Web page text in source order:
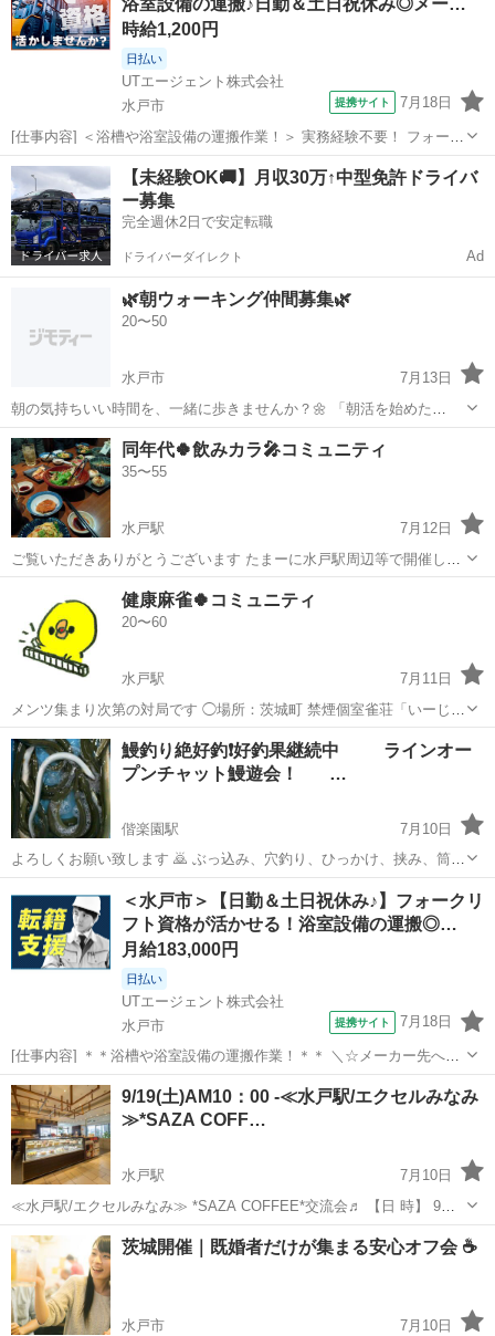
く…… 飲み会、カ...浴室設備の運搬♪日勤＆土日祝休み◎メー…
時給1,200円
日払い
UTエージェント株式会社
水戸市
提携サイト 7月18日
[仕事内容] ＜浴槽や浴室設備の運搬作業！＞ 実務経験不要！ フォーク
リフトの資格があればOK☆ 大手住宅設備メーカーでのお仕事です♪ ＜
具体的には…＞ ◆フォークリフト（リーチ型）を使用して製品の運搬
⇒生産指示を確...
茨城 水戸市 工場
【未経験OK🚚】月収30万↑中型免許ドライバ
ー募集
完全週休2日で安定転職
ドライバーダイレクト Ad
🌿朝ウォーキング仲間募集🌿
20〜50
水戸市
7月13日
朝の気持ちいい時間を、一緒に歩きませんか？🌼 「朝活を始めた
い！」 「運動不足を解消したい！」 「休日を有意義に過ごしたい！」
そんな方を募集しています✨ こんな方におすすめ✨ ・朝活を始めてみ
たい ・運動不足を解...
茨城 水戸市 友達
同年代🍀飲みカラ🎤コミュニティ
35〜55
水戸駅
7月12日
ご覧いただきありがとうございます たまーに水戸駅周辺等で開催して
ます 昼夕飲み、カラオケ 良識ある適量の楽しいお酒＆会話、カラオケ
好きな同年代男女のコミュニティです 頻繁な開催ではなく、無理なく
気楽なゆるいコミュニテ...
水戸駅
健康麻雀🍀コミュニティ
20〜60
水戸駅
7月11日
メンツ集まり次第の対局です ◯場所：茨城町 禁煙個室雀荘「いーじゃ
ん」 水戸市内「ユートピア」等 加熱式含め対局中禁煙 （喫煙タイム
あり） ◯時間：１０時〜１６時位 ◯対局モチベーション目的で、場代
内でのささやかな総合...
茨城 水戸市 水戸駅 その他 コミュニティ
鰻釣り絶好釣❗好釣果継続中 ラインオー
プンチャット鰻遊会！ …
偕楽園駅
7月10日
よろしくお願い致します 🙇 ぶっ込み、穴釣り、ひっかけ、挟み、筒
、投網指し網 etc... うなぎ釣り専門ラインコミュニティ ラインオー
プンチャット鰻遊会と申します。 6/15竿頭８本 6/17竿頭９本 6/20竿
頭...
偕楽園駅 釣り 漁師
＜水戸市＞【日勤＆土日祝休み♪】フォークリ
フト資格が活かせる！浴室設備の運搬◎…
月給183,000円
日払い
UTエージェント株式会社
水戸市
提携サイト 7月18日
[仕事内容] ＊＊浴槽や浴室設備の運搬作業！＊＊ ＼☆メーカー先への
転籍支援制度あり！☆／ 大手住宅設備メーカーでのお仕事です♪ 実務
経験不要！ フォークリフトの資格があればOK☆ ＜具体的には…＞ ◆
フォークリフト...
茨城 水戸市 工場
9/19(土)AM10：00 -≪水戸駅/エクセルみなみ
≫*SAZA COFF…
水戸駅
7月10日
≪水戸駅/エクセルみなみ≫ *SAZA COFFEE*交流会♬ 【日 時】 9月
19日(土)AM10：00 - 11：30 ※お店のオープン時間が AM10:00となり
ます。 10:00以前にお越し頂いても ...
茨城 水戸市 水戸駅 その他
茨城開催｜既婚者だけが集まる安心オフ会 ☕️
水戸市
7月10日